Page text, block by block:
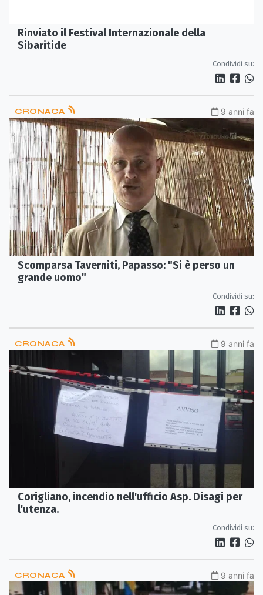
Rinviato il Festival Internazionale della
Sibaritide
Condividi su:
CRONACA 9 anni fa
Scomparsa Taverniti, Papasso: "Si è perso un
grande uomo"
Condividi su:
CRONACA 9 anni fa
Corigliano, incendio nell'ufficio Asp. Disagi per
l'utenza.
Condividi su:
CRONACA 9 anni fa